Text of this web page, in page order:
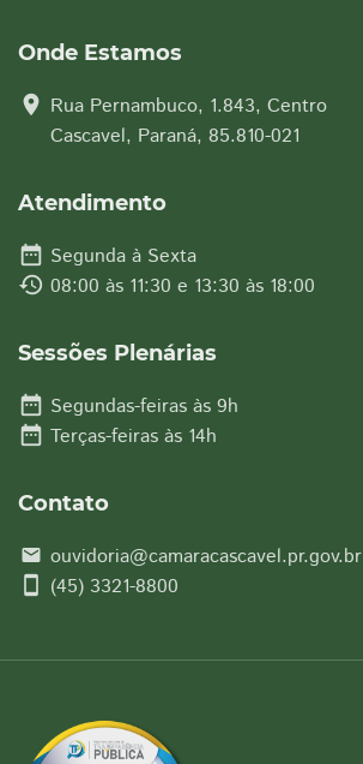
Onde Estamos
location_on Rua Pernambuco, 1.843, Centro
Cascavel, Paraná, 85.810-021
Atendimento
date_range Segunda à Sexta
history 08:00 às 11:30 e 13:30 às 18:00
Sessões Plenárias
date_range Segundas-feiras às 9h
date_range Terças-feiras às 14h
Contato
email ouvidoria@camaracascavel.pr.gov.br
smartphone (45) 3321-8800